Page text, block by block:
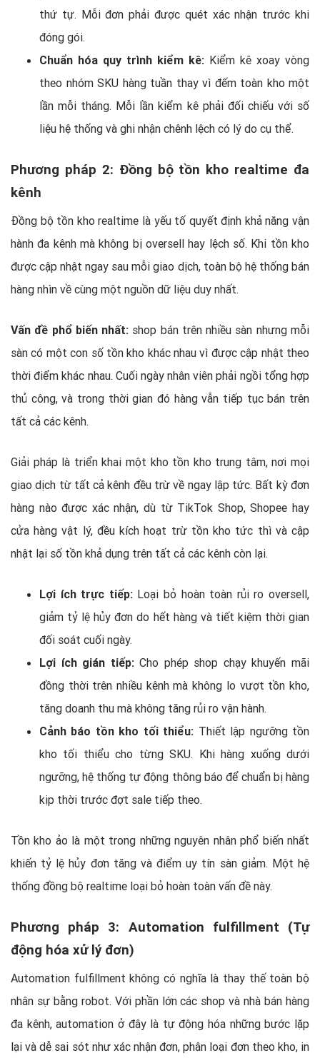
thứ tự. Mỗi đơn phải được quét xác nhận trước khi
đóng gói.
Chuẩn hóa quy trình kiểm kê: Kiểm kê xoay vòng
theo nhóm SKU hàng tuần thay vì đếm toàn kho một
lần mỗi tháng. Mỗi lần kiểm kê phải đối chiếu với số
liệu hệ thống và ghi nhận chênh lệch có lý do cụ thể.
Phương pháp 2: Đồng bộ tồn kho realtime đa
kênh
Đồng bộ tồn kho realtime là yếu tố quyết định khả năng vận
hành đa kênh mà không bị oversell hay lệch số. Khi tồn kho
được cập nhật ngay sau mỗi giao dịch, toàn bộ hệ thống bán
hàng nhìn về cùng một nguồn dữ liệu duy nhất.
Vấn đề phổ biến nhất: shop bán trên nhiều sàn nhưng mỗi
sàn có một con số tồn kho khác nhau vì được cập nhật theo
thời điểm khác nhau. Cuối ngày nhân viên phải ngồi tổng hợp
thủ công, và trong thời gian đó hàng vẫn tiếp tục bán trên
tất cả các kênh.
Giải pháp là triển khai một kho tồn kho trung tâm, nơi mọi
giao dịch từ tất cả kênh đều trừ về ngay lập tức. Bất kỳ đơn
hàng nào được xác nhận, dù từ TikTok Shop, Shopee hay
cửa hàng vật lý, đều kích hoạt trừ tồn kho tức thì và cập
nhật lại số tồn khả dụng trên tất cả các kênh còn lại.
Lợi ích trực tiếp: Loại bỏ hoàn toàn rủi ro oversell,
giảm tỷ lệ hủy đơn do hết hàng và tiết kiệm thời gian
đối soát cuối ngày.
Lợi ích gián tiếp:Cho phép shop chạy khuyến mãi
đồng thời trên nhiều kênh mà không lo vượt tồn kho,
tăng doanh thu mà không tăng rủi ro vận hành.
Cảnh báo tồn kho tối thiểu: Thiết lập ngưỡng tồn
kho tối thiểu cho từng SKU. Khi hàng xuống dưới
ngưỡng, hệ thống tự động thông báo để chuẩn bị hàng
kịp thời trước đợt sale tiếp theo.
Tồn kho ảo là một trong những nguyên nhân phổ biến nhất
khiến tỷ lệ hủy đơn tăng và điểm uy tín sàn giảm. Một hệ
thống đồng bộ realtime loại bỏ hoàn toàn vấn đề này.
Phương pháp 3: Automation fulfillment (Tự
động hóa xử lý đơn)
Automation fulfillment không có nghĩa là thay thế toàn bộ
nhân sự bằng robot. Với phần lớn các shop và nhà bán hàng
đa kênh, automation ở đây là tự động hóa những bước lặp
lại và dễ sai sót như xác nhận đơn, phân loại đơn theo kho, in